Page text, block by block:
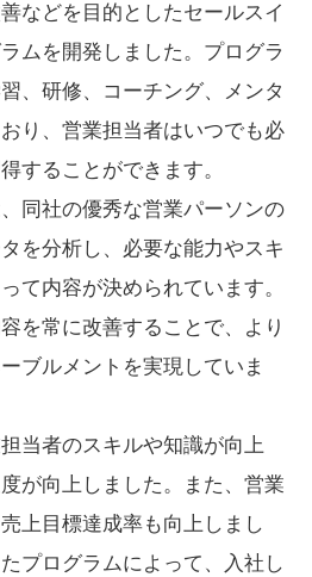
などを目的としたセールスイ
ムを開発しました。プログラ
、研修、コーチング、メンタ
り、営業担当者はいつでも必
することができます。
同社の優秀な営業パーソンの
を分析し、必要な能力やスキ
て内容が決められています。
を常に改善することで、より
ブルメントを実現していま
当者のスキルや知識が向上
が向上しました。また、営業
上目標達成率も向上しまし
プログラムによって、入社し